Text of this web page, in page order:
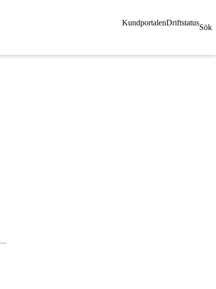
KundportalenDriftstatus
Sök